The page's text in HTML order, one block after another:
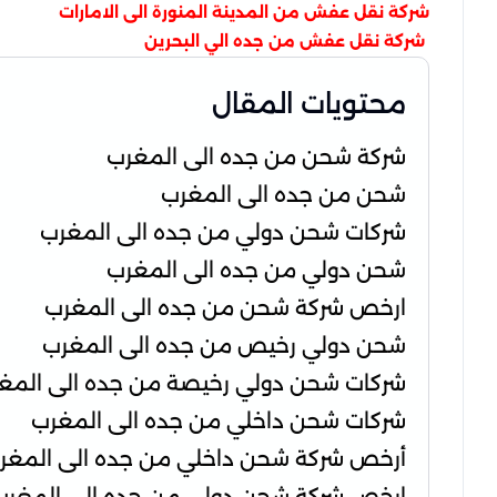
شركة نقل عفش من المدينة المنورة الى الامارات
شركة نقل عفش من جده الي البحرين
محتويات المقال
شركة شحن من جده الى المغرب
شحن من جده الى المغرب
شركات شحن دولي من جده الى المغرب
شحن دولي من جده الى المغرب
ارخص شركة شحن من جده الى المغرب
شحن دولي رخيص من جده الى المغرب
شركات شحن دولي رخيصة من جده الى
شركات شحن داخلي من جده الى المغرب
أرخص شركة شحن داخلي من جده الى